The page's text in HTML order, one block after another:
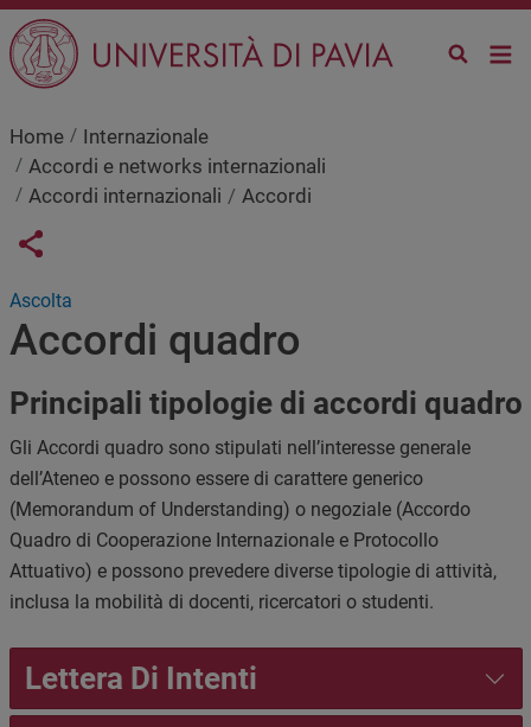
Salta al contenuto principale
Home
Internazionale
Accordi e networks internazionali
Accordi internazionali
Accordi
Links condivisione social
Share button
Ascolta
Accordi quadro
Principali tipologie di accordi quadro
Gli Accordi quadro sono stipulati nell’interesse generale
dell’Ateneo e possono essere di carattere generico
(Memorandum of Understanding) o negoziale (Accordo
Quadro di Cooperazione Internazionale e Protocollo
Attuativo) e possono prevedere diverse tipologie di attività,
inclusa la mobilità di docenti, ricercatori o studenti.
Lettera Di Intenti